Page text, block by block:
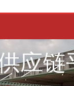
应链